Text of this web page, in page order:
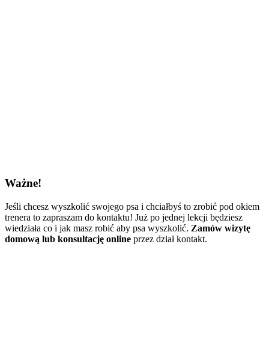
Ważne!
Jeśli chcesz wyszkolić swojego psa i chciałbyś to zrobić pod okiem
trenera to zapraszam do kontaktu! Już po jednej lekcji będziesz
wiedziała co i jak masz robić aby psa wyszkolić. Zamów wizytę
domową lub konsultację online przez dział kontakt.